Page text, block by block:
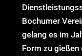
Bochumer
gelang es im
Form zu gießen